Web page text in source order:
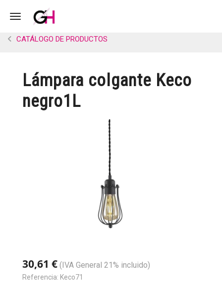
Toggle navigation
CATÁLOGO DE PRODUCTOS
Lámpara colgante Keco
negro1L
30,61 € (IVA General 21% incluido)
Referencia: Keco71